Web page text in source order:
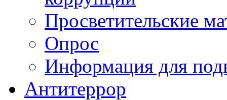
Просветительские
Опрос
Информация для
Антитеррор